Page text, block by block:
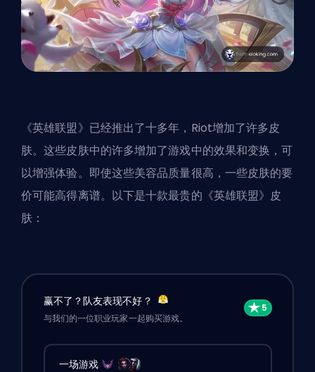
《英雄联盟》已经推出了十多年，Riot增加了许多皮
肤。这些皮肤中的许多增加了游戏中的效果和变换，可
以增强体验。即使这些美容品质量很高，一些皮肤的要
价可能高得离谱。以下是十款最贵的《英雄联盟》皮
肤：
赢不了？队友表现不好？
与我们的一位职业玩家一起购买游戏。
一场游戏